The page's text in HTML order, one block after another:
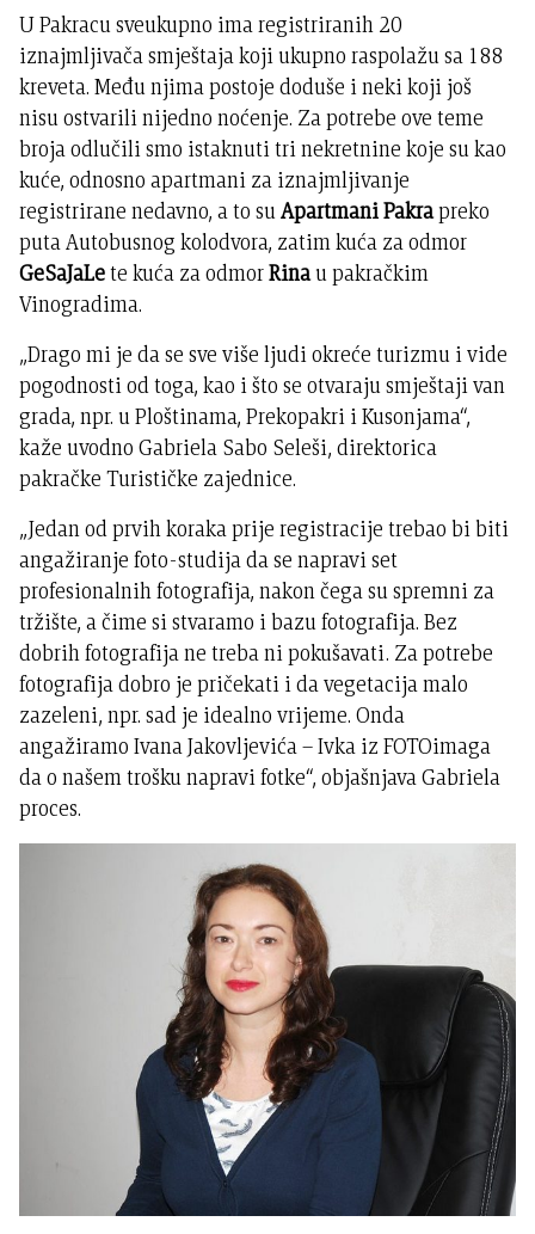
U Pakracu sveukupno ima registriranih 20
iznajmljivača smještaja koji ukupno raspolažu sa 188
kreveta. Među njima postoje doduše i neki koji još
nisu ostvarili nijedno noćenje. Za potrebe ove teme
broja odlučili smo istaknuti tri nekretnine koje su kao
kuće, odnosno apartmani za iznajmljivanje
registrirane nedavno, a to suApartmani Pakrapreko
puta Autobusnog kolodvora, zatim kuća za odmor
GeSaJaLete kuća za odmorRinau pakračkim
Vinogradima.
„Drago mi je da se sve više ljudi okreće turizmu i vide
pogodnosti od toga, kao i što se otvaraju smještaji van
grada, npr. u Ploštinama, Prekopakri i Kusonjama“,
kaže uvodno Gabriela Sabo Seleši, direktorica
pakračke Turističke zajednice.
„Jedan od prvih koraka prije registracije trebao bi biti
angažiranje foto-studija da se napravi set
profesionalnih fotografija, nakon čega su spremni za
tržište, a čime si stvaramo i bazu fotografija. Bez
dobrih fotografija ne treba ni pokušavati. Za potrebe
fotografija dobro je pričekati i da vegetacija malo
zazeleni, npr. sad je idealno vrijeme. Onda
angažiramo Ivana Jakovljevića – Ivka iz FOTOimaga
da o našem trošku napravi fotke“, objašnjava Gabriela
proces.